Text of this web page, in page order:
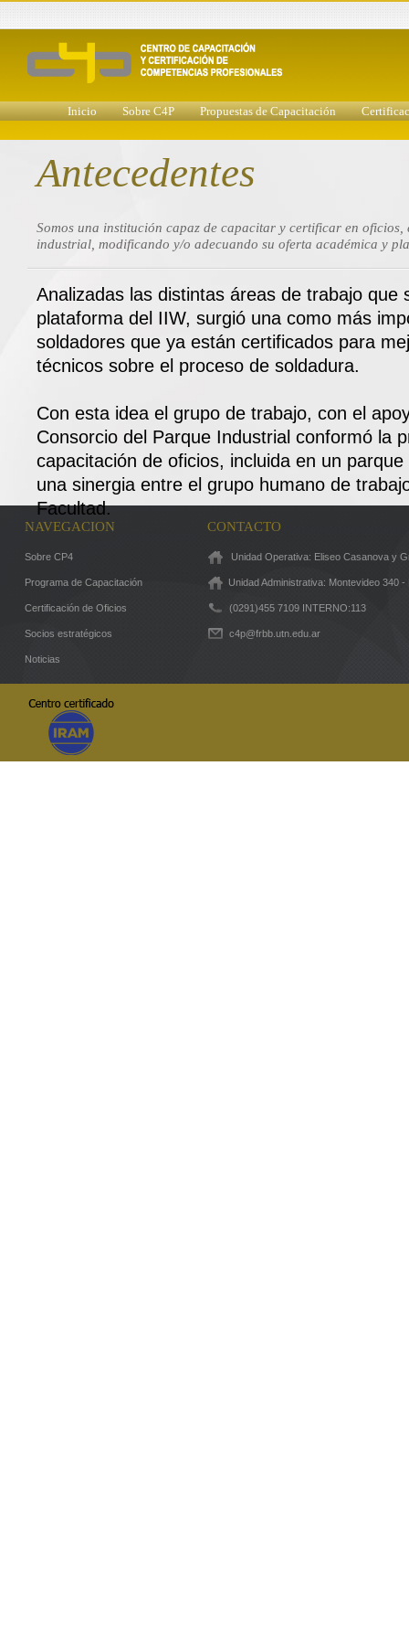
Inicio Sobre C4P Propuestas de Capacitación
Antecedentes
Somos una institución capaz de capacitar y certificar en
industrial, modificando y/o adecuando su oferta académica y
Analizadas las distintas áreas de trabajo que
plataforma del IIW, surgió una como más
soldadores que ya están certificados para
técnicos sobre el proceso de soldadura.
Con esta idea el grupo de trabajo, con el
Consorcio del Parque Industrial conformó la
capacitación de oficios, incluida en un
una sinergia entre el grupo humano de
Facultad.
NAVEGACION
Sobre CP4
Programa de Capacitación
Certificación de Oficios
Socios estratégicos
Noticias
CONTACTO
Unidad Operativa: Eliseo Casanova y
Unidad Administrativa: Montevideo 340
(0291)455 7109 INTERNO:113
c4p@frbb.utn.edu.ar